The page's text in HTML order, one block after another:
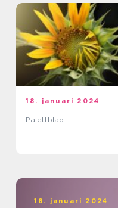
18. januari 2024
Palettblad
18. januari 2024